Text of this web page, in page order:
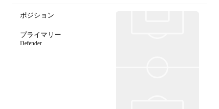
ポジション
プライマリー
Defender